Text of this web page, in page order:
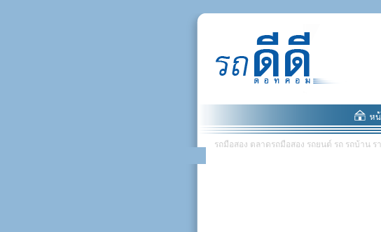
รถมือสอง ตลาดรถมือสอง รถยนต์ รถ รถบ้าน ร